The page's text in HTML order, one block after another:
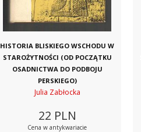
HISTORIA BLISKIEGO WSCHODU W
STAROŻYTNOŚCI (OD POCZĄTKU
OSADNICTWA DO PODBOJU
PERSKIEGO)
Julia Zabłocka
22 PLN
Cena w antykwariacie